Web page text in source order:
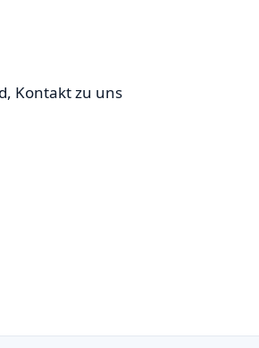
Kontakt zu uns